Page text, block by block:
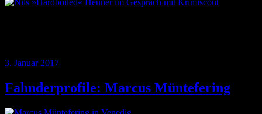
3. Januar 2017
Fahnderprofile: Marcus Müntefering